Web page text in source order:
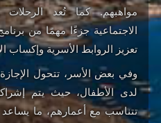
مواهبهم. كما تُعد الرحلات
الاجتماعية جزءًا مهمًا من
تعزيز الروابط الأسرية وإكساب
وفي بعض الأسر، تتحول
لدى الأطفال، حيث يتم
تتناسب مع أعمارهم، ما